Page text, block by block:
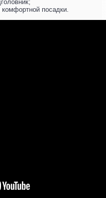
посадки.